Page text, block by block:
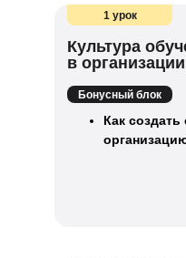
1 урок
Культура
в организации
Бонусный блок
Как